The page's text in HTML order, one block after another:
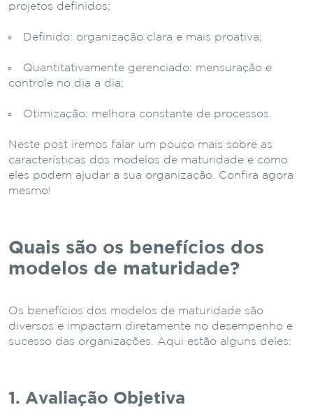
projetos definidos;
Definido: organização clara e mais proativa;
Quantitativamente gerenciado: mensuração e
controle no dia a dia;
Otimização: melhora constante de processos.
Neste post iremos falar um pouco mais sobre as
características dos modelos de maturidade e como
eles podem ajudar a sua organização. Confira agora
mesmo!
Quais são os benefícios dos
modelos de maturidade?
Os benefícios dos modelos de maturidade são
diversos e impactam diretamente no desempenho e
sucesso das organizações. Aqui estão alguns deles:
1. Avaliação Objetiva